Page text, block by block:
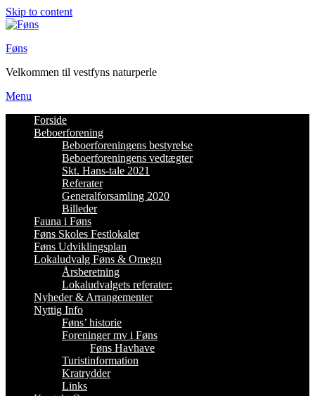
Skip to content
Føns
Velkommen til vestfyns naturperle
Menu
Forside
Beboerforening
Beboerforeningens bestyrelse
Beboerforeningens vedtægter
Skt. Hans-tale 2021
Referater
Generalforsamling 2020
Billeder
Fauna i Føns
Føns Skoles Festlokaler
Føns Udviklingsplan
Lokaludvalg Føns & Omegn
Årsberetning
Lokaludvalgets referater:
Nyheder & Arrangementer
Nyttig Info
Føns’ historie
Foreninger mv i Føns
Føns Havhave
Turistinformation
Kratrydder
Links